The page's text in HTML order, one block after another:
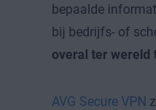
bepaalde
bij bedrijfs- of
overal ter wereld
AVG Secure VPN